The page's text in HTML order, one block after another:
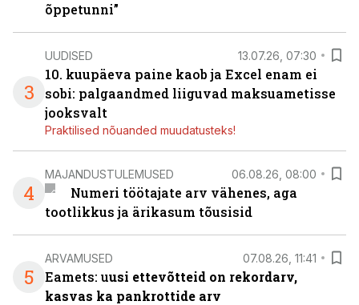
õppetunni”
3
UUDISED 13.07.26, 07:30
10. kuupäeva paine kaob ja Excel enam ei
sobi: palgaandmed liiguvad maksuametisse
jooksvalt
Praktilised nõuanded muudatusteks!
4
MAJANDUSTULEMUSED 06.08.26, 08:00
Numeri töötajate arv vähenes, aga
tootlikkus ja ärikasum tõusisid
5
ARVAMUSED 07.08.26, 11:41
Eamets: uusi ettevõtteid on rekordarv,
kasvas ka pankrottide arv